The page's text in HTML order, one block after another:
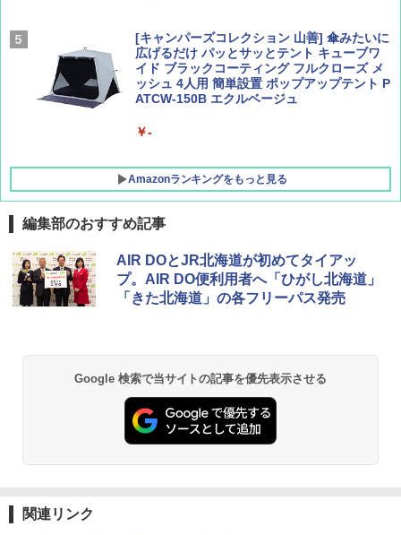
[キャンパーズコレクション 山善] 傘みたいに
広げるだけ パッとサッとテント キューブワ
イド ブラックコーティング フルクローズ メ
ッシュ 4人用 簡単設置 ポップアップテント P
ATCW-150B エクルベージュ
￥-
Amazonランキングをもっと見る
GRANDOOR ステンレス保冷剤 2個セット 2
026リニューアル 急速冷凍 空間倍増 衛生的
コンパクト 保冷力長持ち
-08EX カーキ ソロキャンプ ポリエステル フ
レーム ドーム型 テント
￥14,800
編集部のおすすめ記事
AIR DOとJR北海道が初めてタイアッ
プ。AIR DO便利用者へ「ひがし北海道」
「きた北海道」の各フリーパス発売
Google 検索で当サイトの記事を優先表示させる
関連リンク